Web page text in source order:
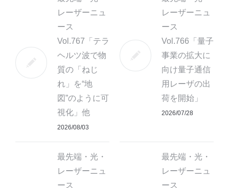
レーザーニュ
ース
Vol.767「テラ
ヘルツ波で物
質の「ねじ
れ」を“地
図”のように可
視化」他
2026/08/03
レーザーニュ
ース
Vol.766「量子
事業の拡大に
向け量子通信
用レーザの出
荷を開始」
2026/07/28
最先端・光・
レーザーニュ
ース
最先端・光・
レーザーニュ
ース